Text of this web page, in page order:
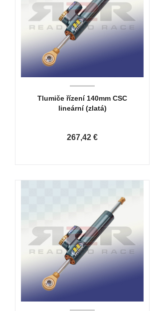
Tlumiče řízení 140mm CSC
lineární (zlatá)
267,42 €